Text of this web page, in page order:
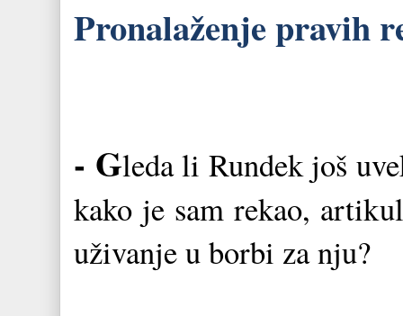
Pronalaženje pravih
- Gleda li Rundek još
kako je sam rekao,
uživanje u borbi za nju?